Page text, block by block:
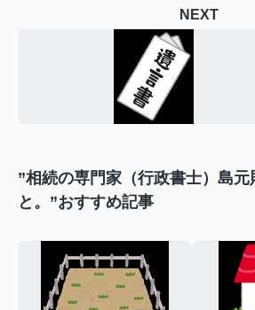
NEXT
”相続の専門家（行政書士）島
と。”おすすめ記事